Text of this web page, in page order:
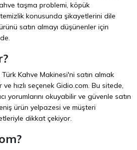
taşma problemi, köpük
konusunda şikayetlerini dile
satın almayı düşünenler için
Kahve Makinesi'ni satın almak
hızlı seçenek Gidio.com. Bu sitede,
yorumlarını okuyabilir ve güvenle satın
ürün yelpazesi ve müşteri
dikkat çekiyor.